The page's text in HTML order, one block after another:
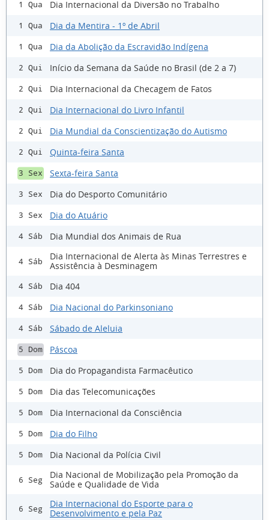
1 Qua Dia Internacional da Diversão no Trabalho
1 Qua Dia da Mentira - 1º de Abril
1 Qua Dia da Abolição da Escravidão Indígena
2 Qui Início da Semana da Saúde no Brasil (de 2 a 7)
2 Qui Dia Internacional da Checagem de Fatos
2 Qui Dia Internacional do Livro Infantil
2 Qui Dia Mundial da Conscientização do Autismo
2 Qui Quinta-feira Santa
3 Sex Sexta-feira Santa
3 Sex Dia do Desporto Comunitário
3 Sex Dia do Atuário
4 Sáb Dia Mundial dos Animais de Rua
4 Sáb
Dia Internacional de Alerta às Minas Terrestres e
Assistência à Desminagem
4 Sáb Dia 404
4 Sáb Dia Nacional do Parkinsoniano
4 Sáb Sábado de Aleluia
5 Dom Páscoa
5 Dom Dia do Propagandista Farmacêutico
5 Dom Dia das Telecomunicações
5 Dom Dia Internacional da Consciência
5 Dom Dia do Filho
5 Dom Dia Nacional da Polícia Civil
6 Seg
Dia Nacional de Mobilização pela Promoção da
Saúde e Qualidade de Vida
6 Seg
Dia Internacional do Esporte para o
Desenvolvimento e pela Paz